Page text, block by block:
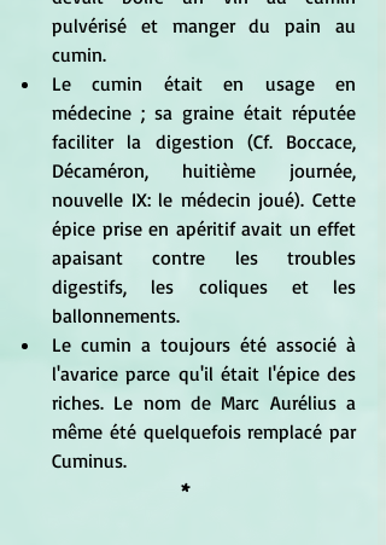
pulvérisé et manger du pain au
cumin.
Le cumin était en usage en
médecine ; sa graine était réputée
faciliter la digestion (Cf. Boccace,
Décaméron, huitième journée,
nouvelle IX: le médecin joué). Cette
épice prise en apéritif avait un effet
apaisant contre les troubles
digestifs, les coliques et les
ballonnements.
Le cumin a toujours été associé à
l'avarice parce qu'il était l'épice des
riches. Le nom de Marc Aurélius a
même été quelquefois remplacé par
Cuminus.
*